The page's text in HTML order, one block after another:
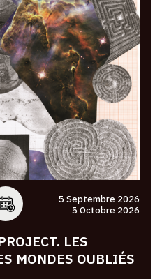
NOUS
5 Septembre 2026
5 Octobre 2026
LES
MONDES OUBLIÉS